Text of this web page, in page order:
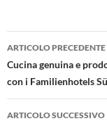
Navigazione
articolo
ARTICOLO PRECEDENTE
Cucina genuina e
con i Familienhotels
ARTICOLO SUCCESSIVO